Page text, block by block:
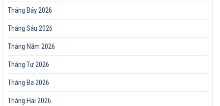
Tháng Bảy 2026
Tháng Sáu 2026
Tháng Năm 2026
Tháng Tư 2026
Tháng Ba 2026
Tháng Hai 2026